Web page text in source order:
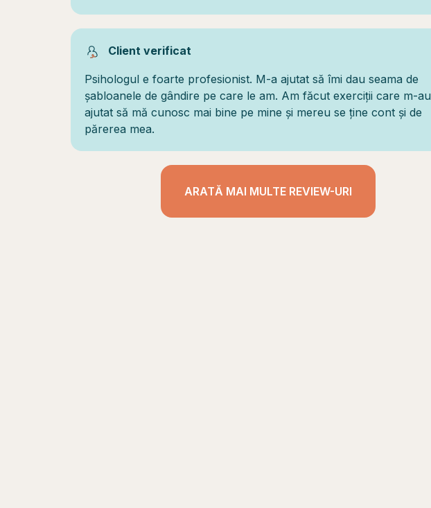
Client verificat
Psihologul e foarte profesionist. M-a ajutat să îmi dau seama de
șabloanele de gândire pe care le am. Am făcut exerciții care m-au
ajutat să mă cunosc mai bine pe mine și mereu se ține cont și de
părerea mea.
ARATĂ MAI MULTE REVIEW-URI